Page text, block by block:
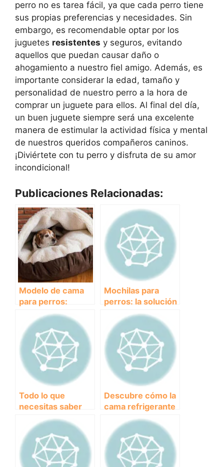
perro no es tarea fácil, ya que cada perro tiene
sus propias preferencias y necesidades. Sin
embargo, es recomendable optar por los
juguetes resistentes y seguros, evitando
aquellos que puedan causar daño o
ahogamiento a nuestro fiel amigo. Además, es
importante considerar la edad, tamaño y
personalidad de nuestro perro a la hora de
comprar un juguete para ellos. Al final del día,
un buen juguete siempre será una excelente
manera de estimular la actividad física y mental
de nuestros queridos compañeros caninos.
¡Diviértete con tu perro y disfruta de su amor
incondicional!
Publicaciones Relacionadas:
Modelo de cama
para perros:
¿cómo elegir la
mejor?
Mochilas para
perros: la solución
perfecta para
llevar todo lo
necesario en tus
aventuras juntos
Todo lo que
necesitas saber
sobre el colchón
ortopédico para
perros: beneficios
recomendaciones
Descubre cómo la
cama refrigerante
para perros puede
mejorar la calidad
de vida de tu
mascota